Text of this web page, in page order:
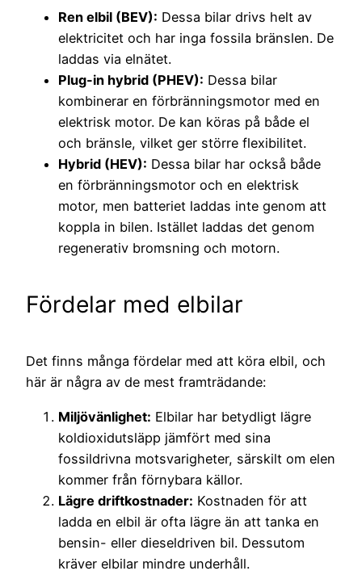
Ren elbil (BEV): Dessa bilar drivs helt av
elektricitet och har inga fossila bränslen. De
laddas via elnätet.
Plug-in hybrid (PHEV): Dessa bilar
kombinerar en förbränningsmotor med en
elektrisk motor. De kan köras på både el
och bränsle, vilket ger större flexibilitet.
Hybrid (HEV): Dessa bilar har också både
en förbränningsmotor och en elektrisk
motor, men batteriet laddas inte genom att
koppla in bilen. Istället laddas det genom
regenerativ bromsning och motorn.
Fördelar med elbilar
Det finns många fördelar med att köra elbil, och
här är några av de mest framträdande:
Miljövänlighet: Elbilar har betydligt lägre
koldioxidutsläpp jämfört med sina
fossildrivna motsvarigheter, särskilt om elen
kommer från förnybara källor.
Lägre driftkostnader: Kostnaden för att
ladda en elbil är ofta lägre än att tanka en
bensin- eller dieseldriven bil. Dessutom
kräver elbilar mindre underhåll.